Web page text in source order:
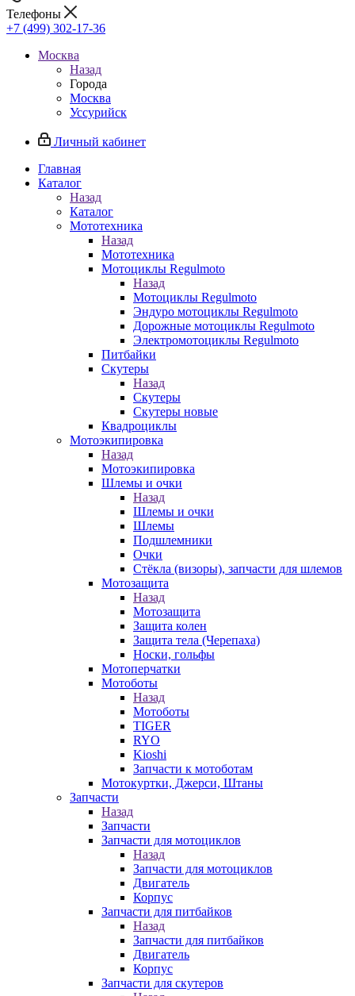
Телефоны
+7 (499) 302-17-36
Москва
Назад
Города
Москва
Уссурийск
Личный кабинет
Главная
Каталог
Назад
Каталог
Мототехника
Назад
Мототехника
Мотоциклы Regulmoto
Назад
Мотоциклы Regulmoto
Эндуро мотоциклы Regulmoto
Дорожные мотоциклы Regulmoto
Электромотоциклы Regulmoto
Питбайки
Скутеры
Назад
Скутеры
Скутеры новые
Квадроциклы
Мотоэкипировка
Назад
Мотоэкипировка
Шлемы и очки
Назад
Шлемы и очки
Шлемы
Подшлемники
Очки
Стёкла (визоры), запчасти для шлемов
Мотозащита
Назад
Мотозащита
Защита колен
Защита тела (Черепаха)
Носки, гольфы
Мотоперчатки
Мотоботы
Назад
Мотоботы
TIGER
RYO
Kioshi
Запчасти к мотоботам
Мотокуртки, Джерси, Штаны
Запчасти
Назад
Запчасти
Запчасти для мотоциклов
Назад
Запчасти для мотоциклов
Двигатель
Корпус
Запчасти для питбайков
Назад
Запчасти для питбайков
Двигатель
Корпус
Запчасти для скутеров